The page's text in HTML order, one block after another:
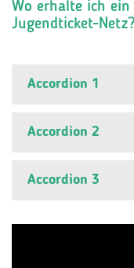
Wo erhalte ich
Jugendticket-Netz?
Accordion 1
Accordion 2
Accordion 3